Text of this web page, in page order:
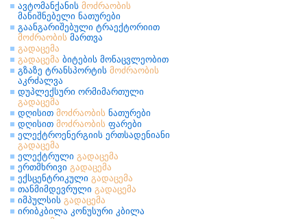
ავტომანქანის მოძრაობის
მანიშნებელი ნათურები
გაანგარიშებული ტრაექტორიით
მოძრაობის მართვა
გადაცემა
გადაცემა ბიტების მონაცვლეობით
გზაზე ტრანსპორტის მოძრაობის
აკრძალვა
დუპლექსური ორმიმართული
გადაცემა
დღისით მოძრაობის ნათურები
დღისით მოძრაობის ფარები
ელექტროენერგიის ერთსადენიანი
გადაცემა
ელექტრული გადაცემა
ერთმხრივი გადაცემა
ექსცენტრიკული გადაცემა
თანმიმდევრული გადაცემა
იმპულსის გადაცემა
ირიბკბილა კონუსური კბილა